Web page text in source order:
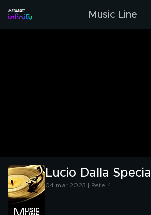
Music Line
Lucio Dalla Special
04 mar 2023 | Rete 4